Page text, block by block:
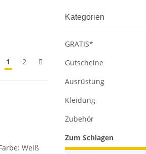
1 2
Kategorien
GRATIS*
Gutscheine
Ausrüstung
Kleidung
Zubehör
Zum Schlagen